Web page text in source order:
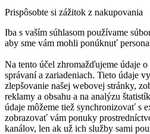
Prispôsobte si zážitok z nakupovania
Iba s vaším súhlasom používame
aby sme vám mohli ponúknuť
Na tento účel zhromažďujeme údaje
správaní a zariadeniach. Tieto údaje
zlepšovanie našej webovej stránky,
reklamy a obsahu a na analýzu
údaje môžeme tiež synchronizovať s
zobrazovať vám ponuky
kanálov, len ak už ich služby sami